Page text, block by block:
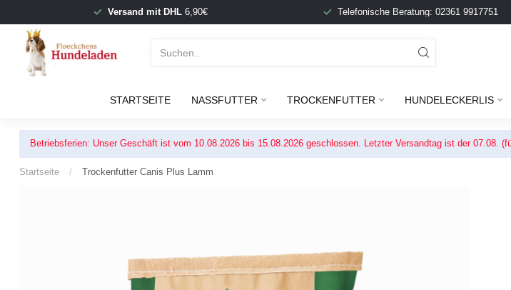
Versand mit DHL6,90€ Telefonische Beratung: 02361 9917751
STARTSEITE NASSFUTTER TROCKENFUTTER HUNDELECKERLIS
Betriebsferien: Unser Geschäft ist vom 10.08.2026 bis 15.08.2026 geschlossen. Letzter Versandtag ist der 07.08.
Startseite / Trockenfutter Canis Plus Lamm